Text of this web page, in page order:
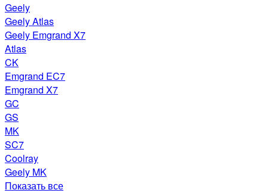
Geely
Geely Atlas
Geely Emgrand X7
Atlas
CK
Emgrand EC7
Emgrand X7
GC
GS
MK
SC7
Coolray
Geely MK
Показать все